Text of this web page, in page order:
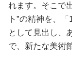
れます。そこで
ト”の精神を、
として見出し、
で、新たな美術